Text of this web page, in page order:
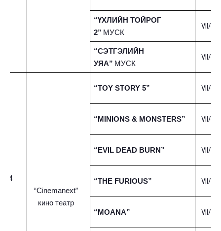
“ҮХЛИЙН ТОЙРОГ
2” МУСК
VII/01-
“СЭТГЭЛИЙН
УЯА” МУСК
VII/01-
4
“Cinemanext”
кино театр
“TOY STORY 5” VII/01-
“MINIONS & MONSTERS” VII/01-
“EVIL DEAD BURN” VII/10-
“THE FURIOUS” VII/10-
“MOANA” VII/10-